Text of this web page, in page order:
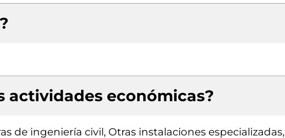
actividades económicas?
de ingeniería civil, Otras instalaciones especializadas,